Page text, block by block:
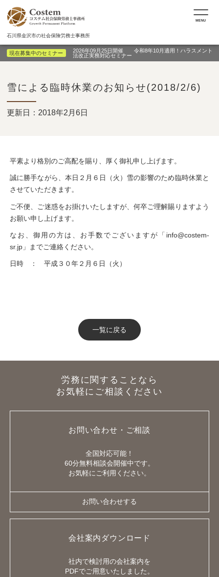
石川県金沢市の社会保険労務士事務所
MENU
現在募集中のセミナー
2026年09月25日開催 令和8年10月適用！ハラスメント
法改正実務対応セミナー
雪による臨時休業のお知らせ(2018/2/6)
更新日：2018年2月6日
平素より格別のご高配を賜り、厚く御礼申し上げます。
誠に勝手ながら、本日２月６日（火）雪の影響のため臨時休業と
させていただきます。
ご不便、ご迷惑をお掛けいたしますが、何卒ご理解賜りますよう
お願い申し上げます。
なお、御用の方は、お手数でございますが「info@costem-
sr.jp」までご連絡ください。
日時 ： 平成３０年２月６日（火）
一覧に戻る
労務に関することなら
お気軽にご相談ください
お問い合わせ・ご相談
全国対応可能！
60分無料相談会開催中です。
お気軽にご利用ください。
お問い合わせする
会社案内ダウンロード
社内で検討用の会社案内を
PDFでご用意いたしました。